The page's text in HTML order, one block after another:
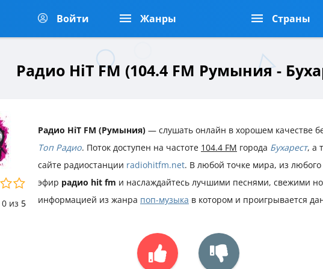
Войти Жанры Страны
Радио HiT FM (104.4 FM Румыния -
0из 5
Радио HiT FM (Румыния) — слушать онлайн в хорошем качестве
Топ Радио. Поток доступен на частоте 104.4 FM города Бухарест, а
сайте радиостанции radiohitfm.net. В любой точке мира, из любого
эфир радио hit fm и наслаждайтесь лучшими песнями, свежими
информацией из жанра поп-музыка в котором и проигрывается